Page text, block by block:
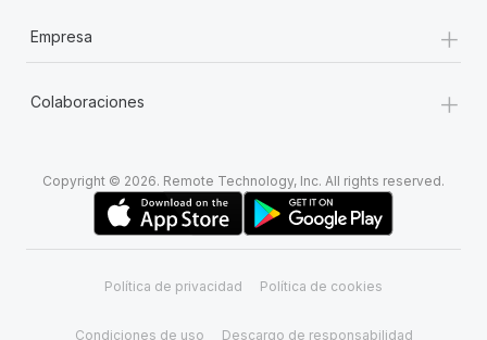
Empresa +
Colaboraciones +
Copyright © 2026. Remote Technology, Inc. All rights reserved.
Política de privacidad Política de cookies
Condiciones de uso Descargo de responsabilidad